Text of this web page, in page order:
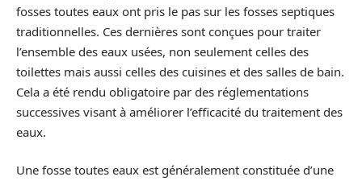
fosses toutes eaux ont pris le pas sur les fosses septiques
traditionnelles. Ces dernières sont conçues pour traiter
l’ensemble des eaux usées, non seulement celles des
toilettes mais aussi celles des cuisines et des salles de bain.
Cela a été rendu obligatoire par des réglementations
successives visant à améliorer l’efficacité du traitement des
eaux.
Une fosse toutes eaux est généralement constituée d’une